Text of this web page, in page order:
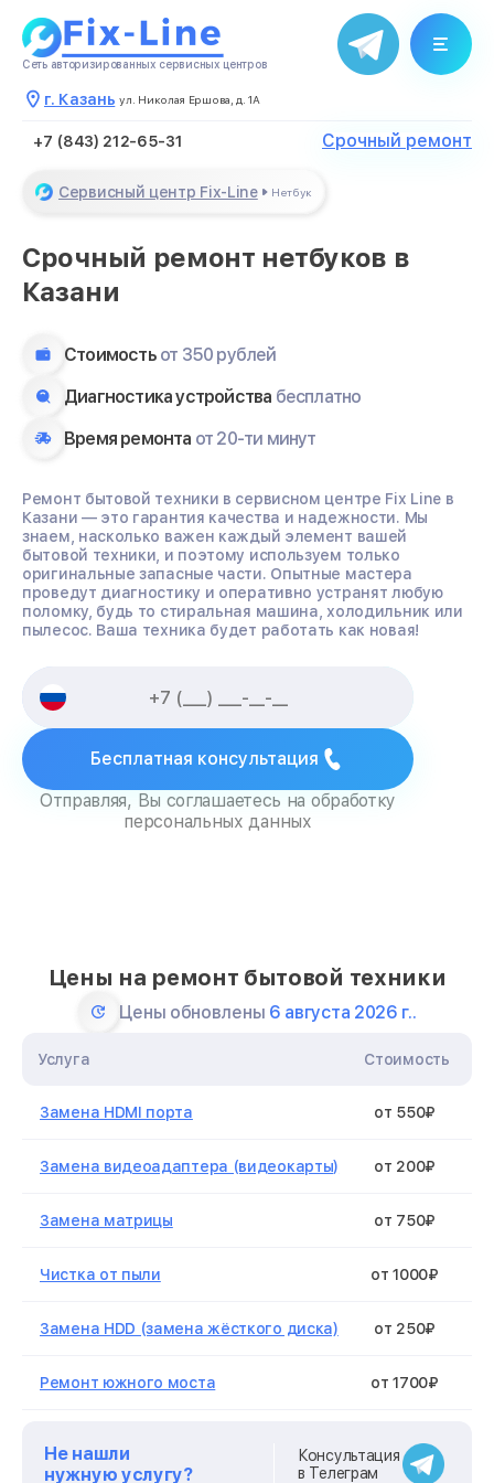
Сеть авторизированных сервисных центров
г. Казань ул. Николая Ершова, д. 1А
+7 (843) 212-65-31 Срочный ремонт
Сервисный центр Fix-Line Нетбук
Срочный ремонт нетбуков в
Казани
Стоимость от 350 рублей
Диагностика устройства бесплатно
Время ремонта от 20-ти минут
Ремонт бытовой техники в сервисном центре Fix Line в
Казани — это гарантия качества и надежности. Мы
знаем, насколько важен каждый элемент вашей
бытовой техники, и поэтому используем только
оригинальные запасные части. Опытные мастера
проведут диагностику и оперативно устранят любую
поломку, будь то стиральная машина, холодильник или
пылесос. Ваша техника будет работать как новая!
Бесплатная консультация
Отправляя, Вы соглашаетесь на обработку
персональных данных
Цены на ремонт бытовой техники
Цены обновлены 6 августа 2026 г..
Услуга Стоимость
Замена HDMI порта от 550₽
Замена видеоадаптера (видеокарты) от 200₽
Замена матрицы от 750₽
Чистка от пыли от 1000₽
Замена HDD (замена жёсткого диска) от 250₽
Ремонт южного моста от 1700₽
Не нашли
нужную услугу?
Консультация
в Телеграм